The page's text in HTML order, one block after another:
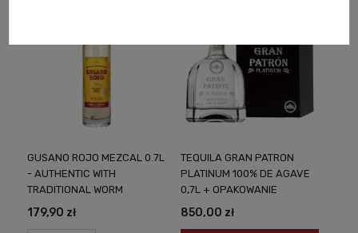
GUSANO ROJO MEZCAL 0.7L
- AUTHENTIC WITH
TRADITIONAL WORM
179,90 zł
TEQUILA GRAN PATRON
PLATINUM 100% DE AGAVE
0,7L + OPAKOWANIE
850,00 zł